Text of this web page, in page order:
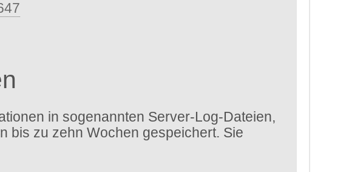
in sogenannten Server-Log-Dateien,
bis zu zehn Wochen gespeichert. Sie